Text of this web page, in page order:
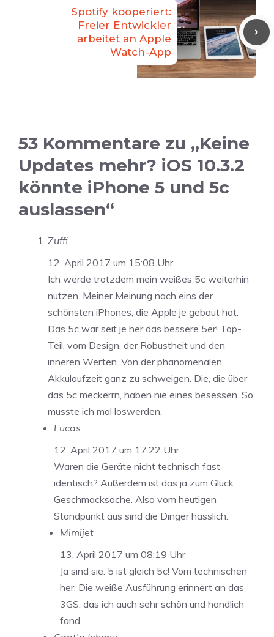
Spotify kooperiert:
Freier Entwickler
arbeitet an Apple
Watch-App
53 Kommentare zu „Keine
Updates mehr? iOS 10.3.2
könnte iPhone 5 und 5c
auslassen“
Zuffi
12. April 2017 um 15:08 Uhr
Ich werde trotzdem mein weißes 5c weiterhin
nutzen. Meiner Meinung nach eins der
schönsten iPhones, die Apple je gebaut hat.
Das 5c war seit je her das bessere 5er! Top-
Teil, vom Design, der Robustheit und den
inneren Werten. Von der phänomenalen
Akkulaufzeit ganz zu schweigen. Die, die über
das 5c meckerrn, haben nie eines besessen. So,
musste ich mal loswerden.
Lucas
12. April 2017 um 17:22 Uhr
Waren die Geräte nicht technisch fast
identisch? Außerdem ist das ja zum Glück
Geschmacksache. Also vom heutigen
Standpunkt aus sind die Dinger hässlich.
Mimijet
13. April 2017 um 08:19 Uhr
Ja sind sie. 5 ist gleich 5c! Vom technischen
her. Die weiße Ausführung erinnert an das
3GS, das ich auch sehr schön und handlich
fand.